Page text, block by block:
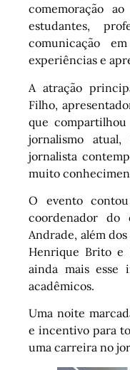
comemoração
estudantes,
comunicação
experiências e
A atração
Filho,
que
jornalismo
jornalista
muito
O evento
coordenador do
Andrade, além
Henrique Brito e
ainda mais esse
acadêmicos.
Uma noite
e incentivo para
uma carreira no